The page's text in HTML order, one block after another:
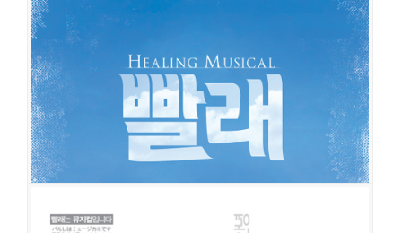
공연일시
2014-03-11 ~ 2014-09-28
공연장
아트센터K 네모극장
출연진
박정표김대현강정우 김효숙 김국희
김아영
김희창 이성욱 김지훈조훈이우종차미연 윤지원 이예지 이서환
빨래